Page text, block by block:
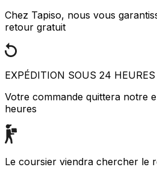
Chez Tapiso, nous vous
retour gratuit
EXPÉDITION SOUS 24 HEURES
Votre commande quittera notre
heures
Le coursier viendra chercher le